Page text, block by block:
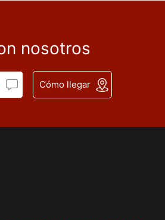
nosotros
Cómo llegar